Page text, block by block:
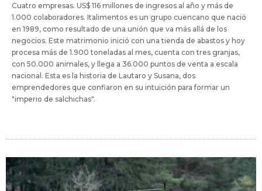
Cuatro empresas. US$ 116 millones de ingresos al año y más de
1.000 colaboradores. Italimentos es un grupo cuencano que nació
en 1989, como resultado de una unión que va más allá de los
negocios. Este matrimonio inició con una tienda de abastos y hoy
procesa más de 1.900 toneladas al mes, cuenta con tres granjas,
con 50.000 animales, y llega a 36.000 puntos de venta a escala
nacional. Esta es la historia de Lautaro y Susana, dos
emprendedores que confiaron en su intuición para formar un
"imperio de salchichas".